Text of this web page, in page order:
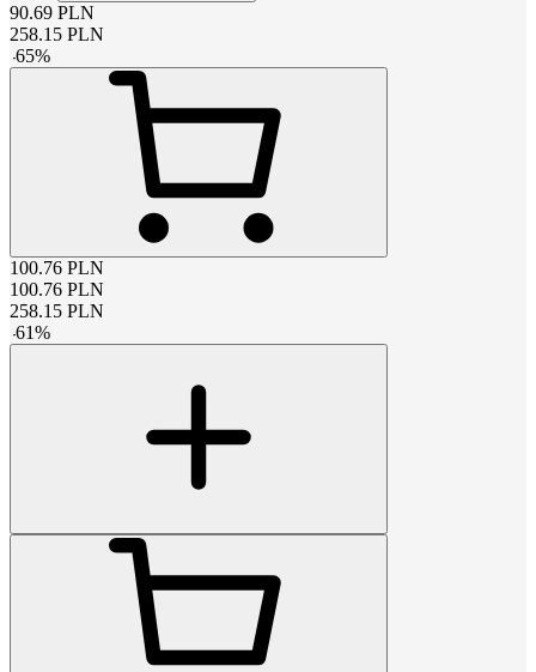
90.69 PLN
258.15 PLN
-65%
100.76 PLN
100.76 PLN
258.15 PLN
-61%